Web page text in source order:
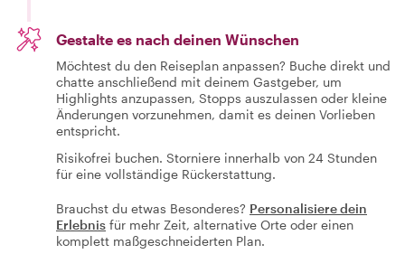
Gestalte es nach deinen Wünschen
Möchtest du den Reiseplan anpassen? Buche direkt und
chatte anschließend mit deinem Gastgeber, um
Highlights anzupassen, Stopps auszulassen oder kleine
Änderungen vorzunehmen, damit es deinen Vorlieben
entspricht.
Risikofrei buchen. Storniere innerhalb von 24 Stunden
für eine vollständige Rückerstattung.
Brauchst du etwas Besonderes? Personalisiere dein
Erlebnis für mehr Zeit, alternative Orte oder einen
komplett maßgeschneiderten Plan.